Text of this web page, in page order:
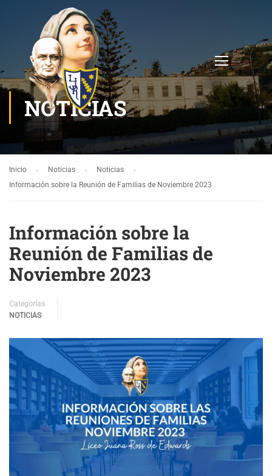
NOTICIAS
Inicio Noticias
Noticias
Información sobre la Reunión de Familias de Noviembre 2023
Información sobre la
Reunión de Familias de
Noviembre 2023
Categorías
NOTICIAS